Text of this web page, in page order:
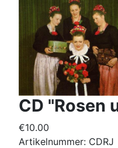
CD "Rosen
€10.00
Artikelnummer: CDRJ